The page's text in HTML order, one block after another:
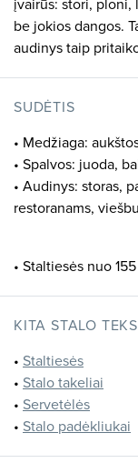
įvairūs: stori, ploni,
be jokios dangos.
audinys taip
SUDĖTIS
• Medžiaga:
• Spalvos: juoda,
• Audinys: storas,
restoranams,
• Staltiesės nuo
KITA STALO
• Staltiesės
• Stalo takeliai
• Servetėlės
• Stalo padėkliukai